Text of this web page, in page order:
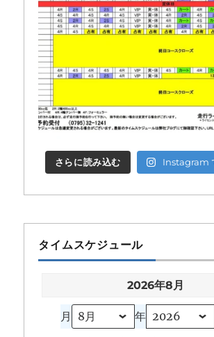
さらに読み込む Instagram
タイムスケジュール
2026年8月
月 年